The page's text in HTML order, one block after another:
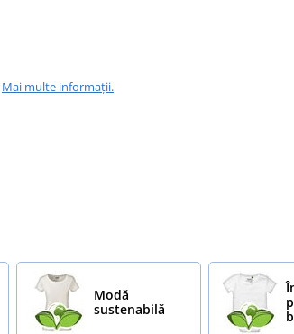
Mai multe informații.
Modă
sustenabilă